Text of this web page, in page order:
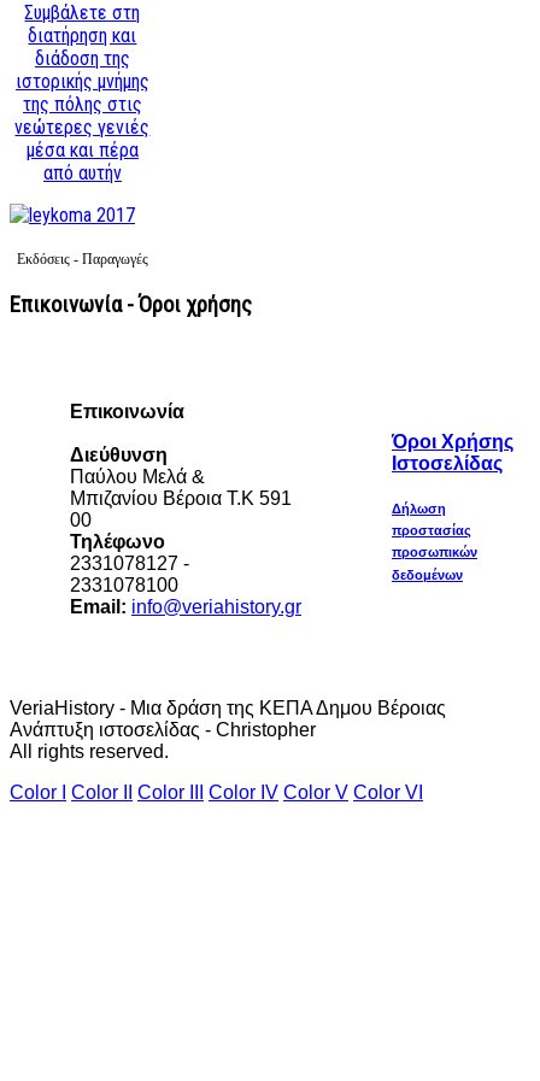
Συμβάλετε στη
διατήρηση και
διάδοση της
ιστορικής μνήμης
της πόλης στις
νεώτερες γενιές
μέσα και πέρα
από αυτήν
Εκδόσεις - Παραγωγές
Επικοινωνία - Όροι χρήσης
Επικοινωνία
Διεύθυνση
Παύλου Μελά &
Μπιζανίου Βέροια Τ.Κ 591
00
Τηλέφωνο
2331078127 -
2331078100
Email: info@veriahistory.gr
Όροι Χρήσης
Ιστοσελίδας
Δήλωση
προστασίας
προσωπικών
δεδομένων
VeriaHistory - Μια δράση της ΚΕΠΑ Δημου Βέροιας
Ανάπτυξη ιστοσελίδας - Christopher
All rights reserved.
Color I
Color II Color III Color IV Color V Color VI